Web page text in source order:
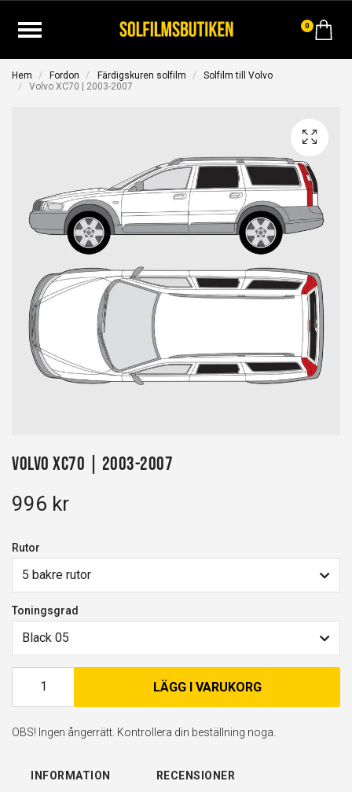
0
Hem Fordon Färdigskuren solfilm
Solfilm till Volvo
Volvo XC70 | 2003-2007
Volvo XC70 | 2003-2007
996 kr
Rutor
5 bakre rutor
Toningsgrad
Black 05
LÄGG I VARUKORG
OBS! Ingen ångerrätt. Kontrollera din beställning noga.
INFORMATION RECENSIONER